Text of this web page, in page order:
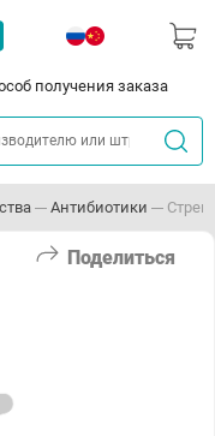
получения заказа
Антибиотики
Поделиться